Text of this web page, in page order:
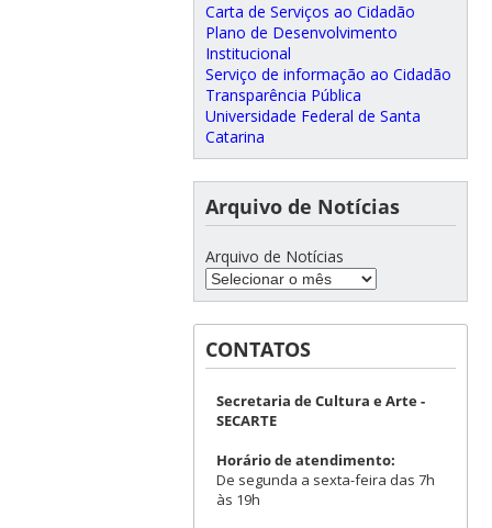
Carta de Serviços ao Cidadão
Plano de Desenvolvimento
Institucional
Serviço de informação ao Cidadão
Transparência Pública
Universidade Federal de Santa
Catarina
Arquivo de Notícias
Arquivo de Notícias
CONTATOS
Secretaria de Cultura e Arte -
SECARTE
Horário de atendimento:
De segunda a sexta-feira das 7h
às 19h